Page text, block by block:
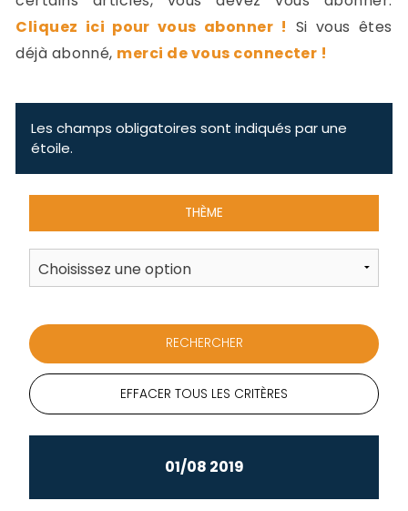
Cliquez ici pour vous abonner ! Si vous êtes
déjà abonné, merci de vous connecter !
Les champs obligatoires sont indiqués par une
étoile.
THÈME
EFFACER TOUS LES CRITÈRES
01/08 2019